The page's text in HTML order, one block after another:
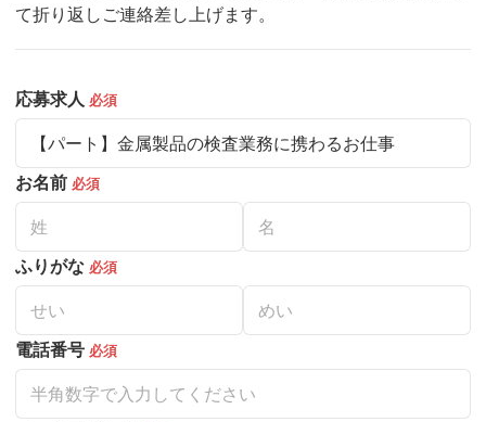
て折り返しご連絡差し上げます。
応募求人 必須
お名前 必須
ふりがな 必須
電話番号 必須